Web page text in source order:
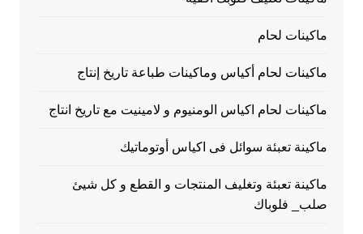
ماكينات لحام
ماكينات لحام أكياس وماكينات طباعة تاريخ إنتاج
ماكينات لحام اكياس الومنيوم و لامينيت مع تاريخ انتاج
ماكينة تعبئة سوائل فى اكياس أوتوماتيك
ماكينة تعبئة وتغليف المنتجات و القطع و كل شيئ
صلب_ فلوباك